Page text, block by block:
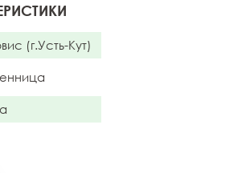
(г.Усть-Кут)